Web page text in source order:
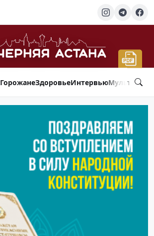
ГорожанеЗдоровьеИнтервью